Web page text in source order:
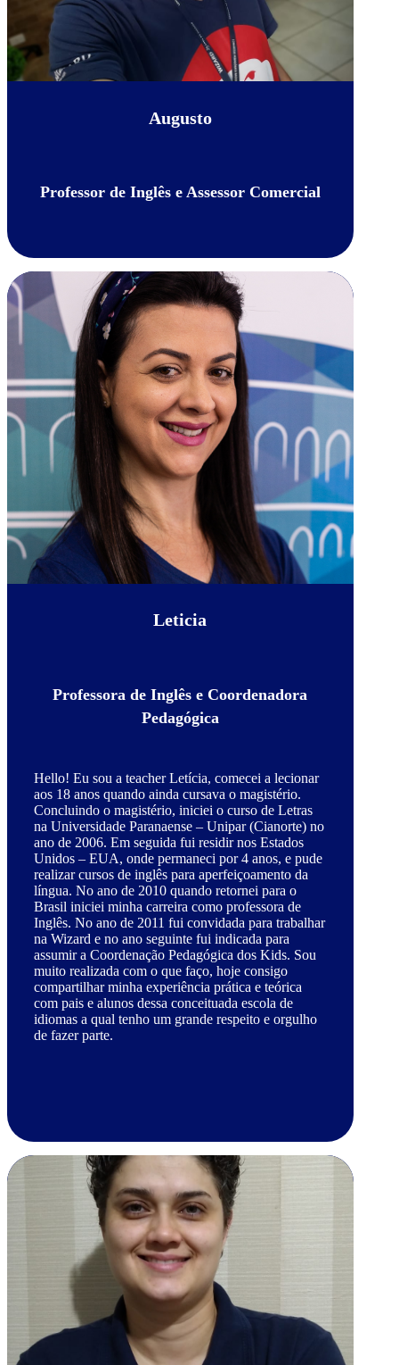
Augusto
Professor de Inglês e Assessor Comercial
Leticia
Professora de Inglês e Coordenadora
Pedagógica
Hello! Eu sou a teacher Letícia, comecei a lecionar
aos 18 anos quando ainda cursava o magistério.
Concluindo o magistério, iniciei o curso de Letras
na Universidade Paranaense – Unipar (Cianorte) no
ano de 2006. Em seguida fui residir nos Estados
Unidos – EUA, onde permaneci por 4 anos, e pude
realizar cursos de inglês para aperfeiçoamento da
língua. No ano de 2010 quando retornei para o
Brasil iniciei minha carreira como professora de
Inglês. No ano de 2011 fui convidada para trabalhar
na Wizard e no ano seguinte fui indicada para
assumir a Coordenação Pedagógica dos Kids. Sou
muito realizada com o que faço, hoje consigo
compartilhar minha experiência prática e teórica
com pais e alunos dessa conceituada escola de
idiomas a qual tenho um grande respeito e orgulho
de fazer parte.